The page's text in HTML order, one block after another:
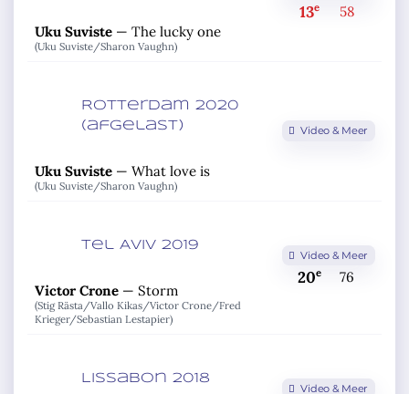
Uku Suviste— The lucky one
(Uku Suviste/Sharon Vaughn)
13e 58
Rotterdam 2020
(afgelast)
Uku Suviste— What love is
(Uku Suviste/Sharon Vaughn)
Video & Meer
Tel Aviv 2019
Victor Crone— Storm
(Stig Rästa/Vallo Kikas/Victor Crone/Fred
Krieger/Sebastian Lestapier)
Video & Meer
20e 76
Lissabon 2018
Video & Meer